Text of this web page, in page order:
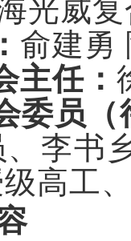
光威
俞建勇
主任：
委员（
李书
高工